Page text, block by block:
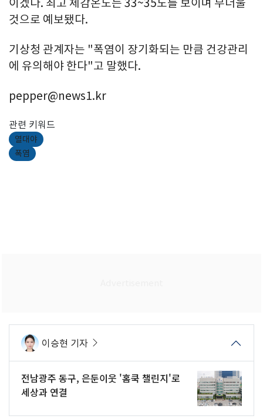
것으로 예보됐다.
기상청 관계자는 "폭염이 장기화되는 만큼 건강관리
에 유의해야 한다"고 말했다.
pepper@news1.kr
관련 키워드
열대야
폭염
이승현 기자
전남광주 동구, 은둔이웃 '홈쿡 챌린지'로
세상과 연결